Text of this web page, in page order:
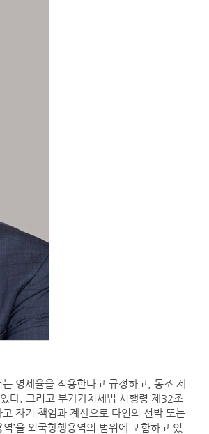
영세율을 적용한다고 규정하고, 동조 제
다. 그리고 부가가치세법 시행령 제32조
자기 책임과 계산으로 타인의 선박 또는
’을 외국항행용역의 범위에 포함하고 있